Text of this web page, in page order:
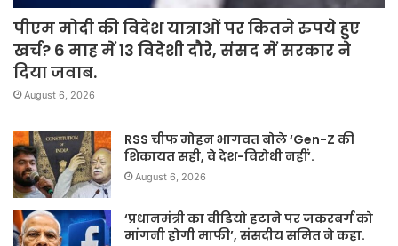
पीएम मोदी की विदेश यात्राओं पर कितने रुपये हुए
खर्च? 6 माह में 13 विदेशी दौरे, संसद में सरकार ने
दिया जवाब.
August 6, 2026
RSS चीफ मोहन भागवत बोले ‘Gen-Z की
शिकायत सही, वे देश-विरोधी नहीं’.
August 6, 2026
‘प्रधानमंत्री का वीडियो हटाने पर जकरबर्ग को
मांगनी होगी माफी’, संसदीय समित ने कहा.